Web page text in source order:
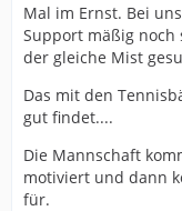
Mal im Ernst. Bei
Support mäßig
der gleiche Mist
Das mit den
gut findet....
Die Mannschaft
motiviert und dann
für.